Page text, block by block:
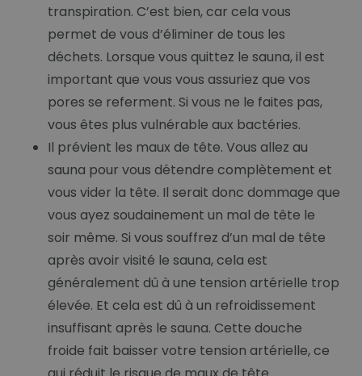
transpiration. C’est bien, car cela vous
permet de vous d’éliminer de tous les
déchets. Lorsque vous quittez le sauna, il est
important que vous vous assuriez que vos
pores se referment. Si vous ne le faites pas,
vous êtes plus vulnérable aux bactéries.
Il prévient les maux de tête. Vous allez au
sauna pour vous détendre complètement et
vous vider la tête. Il serait donc dommage que
vous ayez soudainement un mal de tête le
soir même. Si vous souffrez d’un mal de tête
après avoir visité le sauna, cela est
généralement dû à une tension artérielle trop
élevée. Et cela est dû à un refroidissement
insuffisant après le sauna. Cette douche
froide fait baisser votre tension artérielle, ce